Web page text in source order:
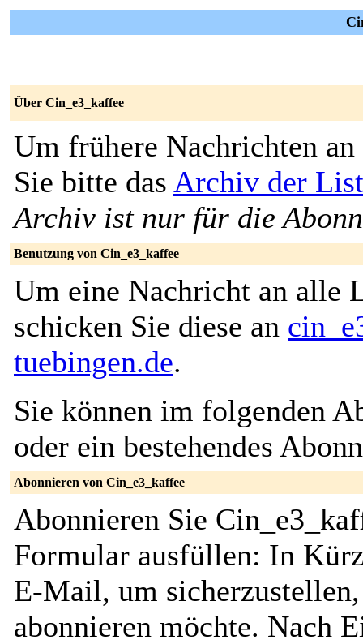
Über Cin_e3_kaffee
Um frühere Nachrichten an
Sie bitte das Archiv der
Archiv ist nur für die
Benutzung von Cin_e3_kaffee
Um eine Nachricht an alle
schicken Sie diese an
tuebingen.de.
Sie können im folgenden
oder ein bestehendes
Abonnieren von Cin_e3_kaffee
Abonnieren Sie
Formular ausfüllen: In
E-Mail, um
abonnieren möchte. Nach